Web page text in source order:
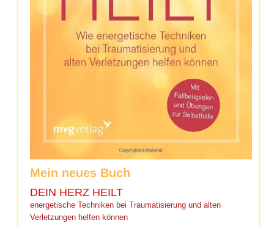
Mein neues Buch
DEIN HERZ HEILT
energetische Techniken bei Traumatisierung und alten
Verletzungen helfen können